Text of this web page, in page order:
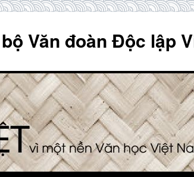
Văn đoàn Độc lập